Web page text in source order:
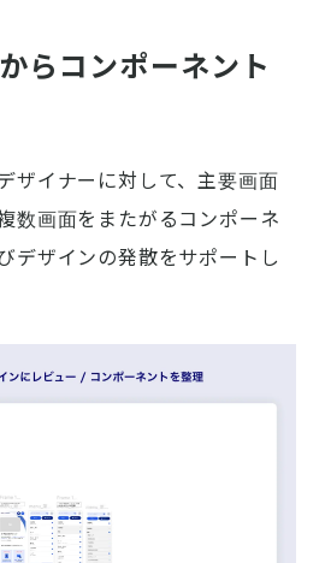
らコンポーネント
ザイナーに対して、主要画面
数画面をまたがるコンポーネ
デザインの発散をサポートし